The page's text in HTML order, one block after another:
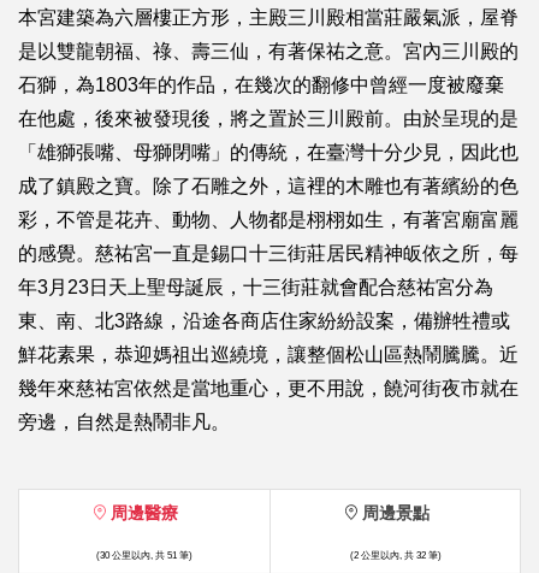
本宮建築為六層樓正方形，主殿三川殿相當莊嚴氣派，屋脊
是以雙龍朝福、祿、壽三仙，有著保祐之意。宮內三川殿的
石獅，為1803年的作品，在幾次的翻修中曾經一度被廢棄
在他處，後來被發現後，將之置於三川殿前。由於呈現的是
「雄獅張嘴、母獅閉嘴」的傳統，在臺灣十分少見，因此也
成了鎮殿之寶。除了石雕之外，這裡的木雕也有著繽紛的色
彩，不管是花卉、動物、人物都是栩栩如生，有著宮廟富麗
的感覺。慈祐宮一直是錫口十三街莊居民精神皈依之所，每
年3月23日天上聖母誕辰，十三街莊就會配合慈祐宮分為
東、南、北3路線，沿途各商店住家紛紛設案，備辦牲禮或
鮮花素果，恭迎媽祖出巡繞境，讓整個松山區熱鬧騰騰。近
幾年來慈祐宮依然是當地重心，更不用說，饒河街夜市就在
旁邊，自然是熱鬧非凡。
周邊醫療
(30 公里以內, 共 51 筆)
周邊景點
(2 公里以內, 共 32 筆)